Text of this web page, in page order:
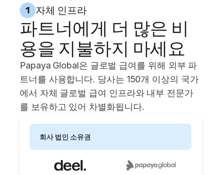
1 자체 인프라
파트너에게 더 많은 비
용을 지불하지 마세요
Papaya Global은 글로벌 급여를 위해 외부 파
트너를 사용합니다. 당사는 150개 이상의 국가
에서 자체 글로벌 급여 인프라와 내부 전문가
를 보유하고 있어 차별화됩니다.
회사 법인 소유권